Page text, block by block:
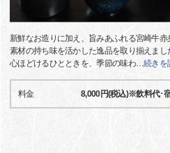
新鮮なお造りに加え、旨みあふれる宮崎牛赤
素材の持ち味を活かした逸品を取り揃えまし
心ほどけるひとときを、季節の味わ…続きを
料金 8,000円(税込)※飲料代･